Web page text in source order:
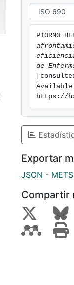
PIORNO
de
https://
Exportar
JSON - METS
Compartir